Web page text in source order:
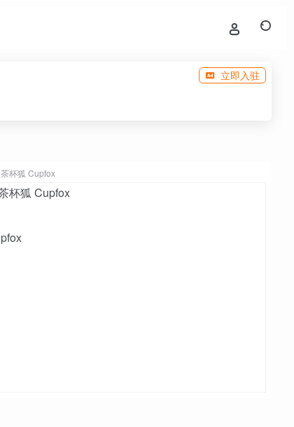
立即入驻
茶杯狐 Cupfox